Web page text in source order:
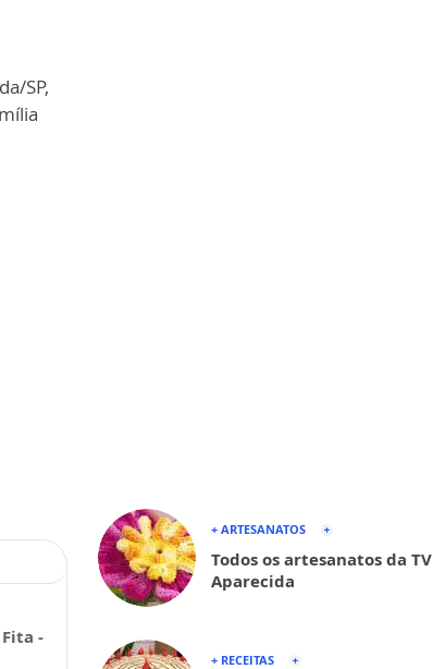
SP,
-
+ ARTESANATOS
Todos os artesanatos da TV
Aparecida
+ RECEITAS